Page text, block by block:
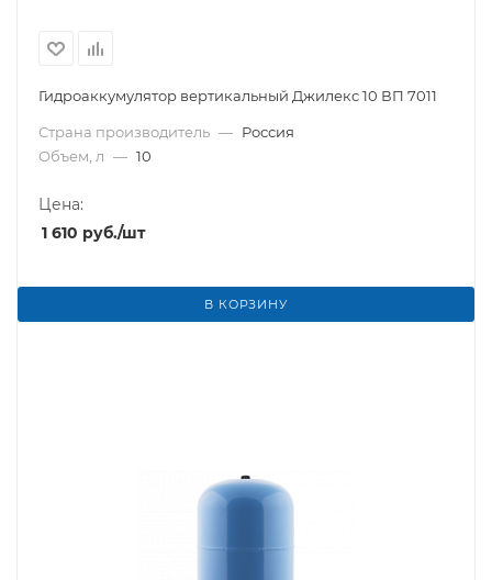
Гидроаккумулятор вертикальный Джилекс 10 ВП 7011
Страна производитель — Россия
Объем, л — 10
Цена:
1 610 руб./шт
В КОРЗИНУ